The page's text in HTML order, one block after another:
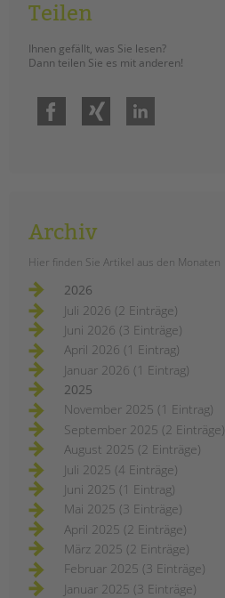
Teilen
Ihnen gefällt, was Sie lesen?
Dann teilen Sie es mit anderen!
Facebook
Archiv
Hier finden Sie Artikel aus den Monaten
2026
Juli 2026 (2 Einträge)
Juni 2026 (3 Einträge)
April 2026 (1 Eintrag)
Januar 2026 (1 Eintrag)
2025
November 2025 (1 Eintrag)
September 2025 (2 Einträge)
August 2025 (2 Einträge)
Juli 2025 (4 Einträge)
Juni 2025 (1 Eintrag)
Mai 2025 (3 Einträge)
April 2025 (2 Einträge)
März 2025 (2 Einträge)
Februar 2025 (3 Einträge)
Januar 2025 (3 Einträge)